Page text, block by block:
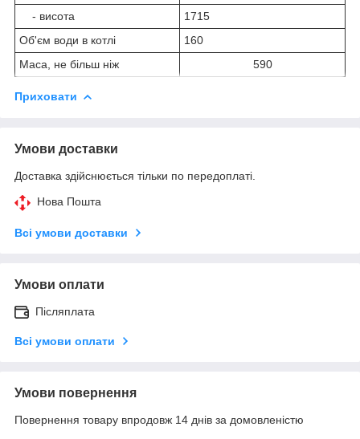
- висота
1715
Об'єм води в котлі
160
Маса, не більш ніж
590
Приховати
Умови доставки
Доставка здійснюється тільки по передоплаті.
Нова Пошта
Всі умови доставки
Умови оплати
Післяплата
Всі умови оплати
Умови повернення
Повернення товару впродовж 14 днів за домовленістю